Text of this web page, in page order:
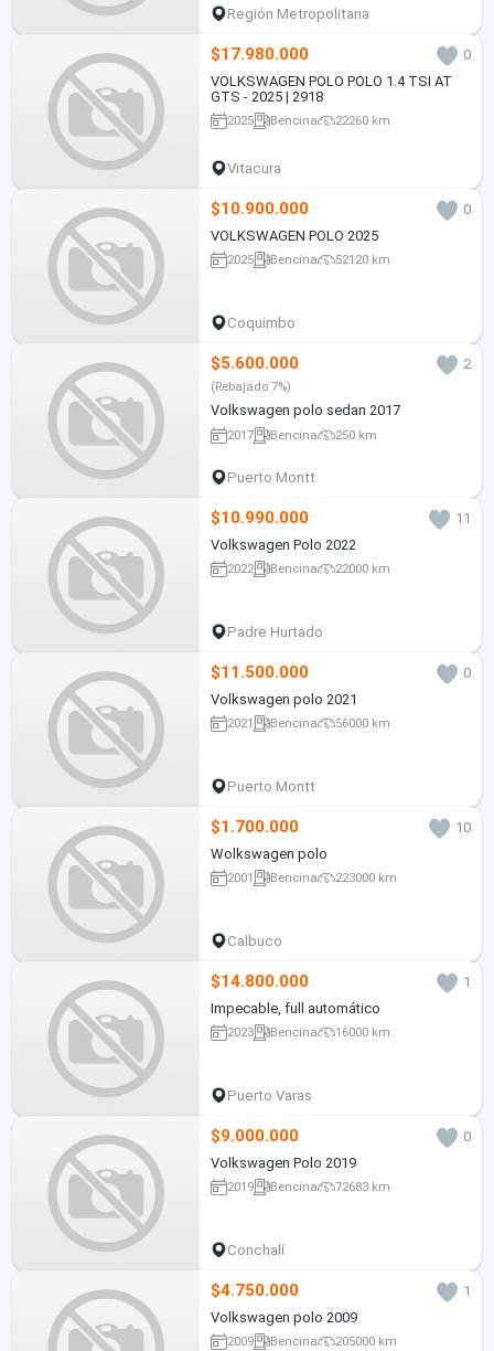
Región Metropolitana
$17.980.000
0
VOLKSWAGEN POLO POLO 1.4 TSI AT
GTS - 2025 | 2918
2025 Bencina 22260 km
Vitacura
$10.900.000
0
VOLKSWAGEN POLO 2025
2025 Bencina 52120 km
Coquimbo
$5.600.000 2
(Rebajado 7%)
Volkswagen polo sedan 2017
2017 Bencina 250 km
Puerto Montt
$10.990.000
11
Volkswagen Polo 2022
2022 Bencina 22000 km
Padre Hurtado
$11.500.000
0
Volkswagen polo 2021
2021 Bencina 56000 km
Puerto Montt
$1.700.000
10
Wolkswagen polo
2001 Bencina 223000 km
Calbuco
$14.800.000
1
Impecable, full automático
2023 Bencina 16000 km
Puerto Varas
$9.000.000
0
Volkswagen Polo 2019
2019 Bencina 72683 km
Conchalí
$4.750.000
1
Volkswagen polo 2009
2009 Bencina 205000 km